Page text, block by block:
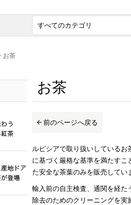
お茶
お茶
前のページへ戻る
ルピシアで取り扱いしている
に基づく厳格な基準を満たすこ
た安全な茶葉のみを販売してい
輸入前の自主検査、通関を経た
除去のためのクリーニングを実